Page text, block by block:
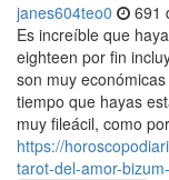
janes604teo0 691
Es increíble que
eighteen por fin
son muy
tiempo que hayas
muy fileácil, como
https://
tarot-del-amor-